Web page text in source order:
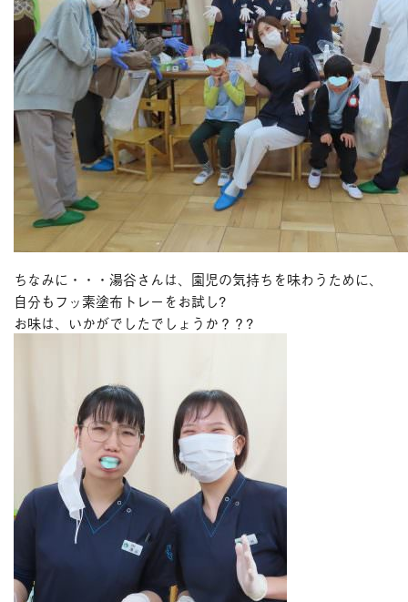
ちなみに・・・湯谷さんは、園児の気持ちを味わうために、
自分もフッ素塗布トレーをお試し?
お味は、いかがでしたでしょうか？？?